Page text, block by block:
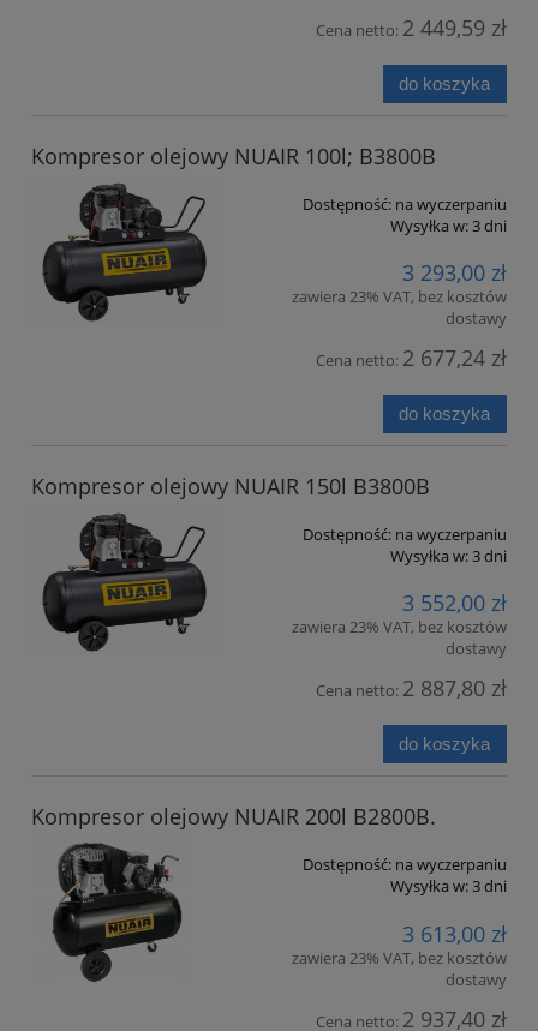
Cena netto: 2 449,59 zł
do koszyka
Kompresor olejowy NUAIR 100l; B3800B
Dostępność: na wyczerpaniu
Wysyłka w:3 dni
3 293,00 zł
zawiera 23% VAT, bez kosztów
dostawy
Cena netto: 2 677,24 zł
do koszyka
Kompresor olejowy NUAIR 150l B3800B
Dostępność: na wyczerpaniu
Wysyłka w:3 dni
3 552,00 zł
zawiera 23% VAT, bez kosztów
dostawy
Cena netto: 2 887,80 zł
do koszyka
Kompresor olejowy NUAIR 200l B2800B.
Dostępność: na wyczerpaniu
Wysyłka w:3 dni
3 613,00 zł
zawiera 23% VAT, bez kosztów
dostawy
Cena netto: 2 937,40 zł